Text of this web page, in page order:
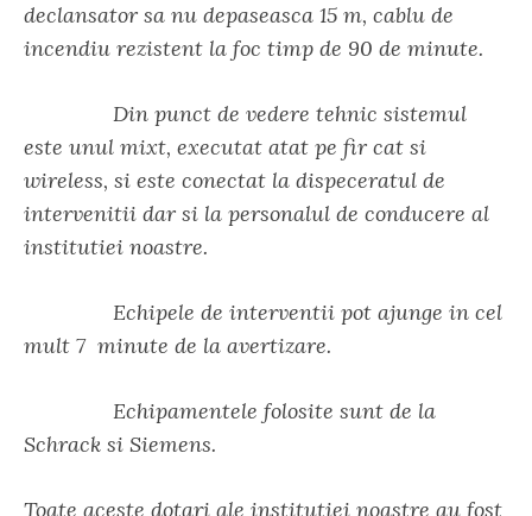
declansator sa nu depaseasca 15 m, cablu de
incendiu rezistent la foc timp de 90 de minute.
Din punct de vedere tehnic sistemul
este unul mixt, executat atat pe fir cat si
wireless, si este conectat la dispeceratul de
intervenitii dar si la personalul de conducere al
institutiei noastre.
Echipele de interventii pot ajunge in cel
mult 7 minute de la avertizare.
Echipamentele folosite sunt de la
Schrack si Siemens.
Toate aceste dotari ale institutiei noastre au fost